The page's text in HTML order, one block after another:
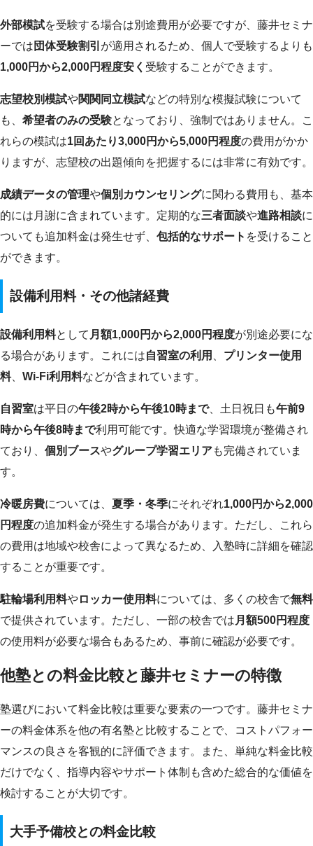
外部模試を受験する場合は別途費用が必要ですが、藤井セミナ
ーでは 団体受験割引 が適用されるため、個人で受験するよりも
1,000円から2,000円程度安く 受験することができます。
志望校別模試や関関同立模試などの特別な模擬試験について
も、 希望者のみの受験となっており、強制ではありません。こ
れらの模試は1回あたり3,000円から5,000円程度の費用がかか
りますが、志望校の出題傾向を把握するには非常に有効です。
成績データの管理や個別カウンセリングに関わる費用も、基本
的には月謝に含まれています。定期的な三者面談や進路相談に
ついても追加料金は発生せず、 包括的なサポート を受けること
ができます。
設備利用料・その他諸経費
設備利用料として 月額1,000円から2,000円程度が別途必要にな
る場合があります。これには自習室の利用
プリンター使用
料、 Wi-Fi利用料などが含まれています。
自習室は平日の午後2時から午後10時まで、土日祝日も午前9
時から午後8時まで利用可能です。快適な学習環境が整備され
ており、 個別ブースやグループ学習エリアも完備されていま
す。
冷暖房費については、 夏季・冬季にそれぞれ1,000円から2,000
円程度の追加料金が発生する場合があります。ただし、これら
の費用は地域や校舎によって異なるため、入塾時に詳細を確認
することが重要です。
駐輪場利用料やロッカー使用料については、多くの校舎で無料
で提供されています。ただし、一部の校舎では 月額500円程度
の使用料が必要な場合もあるため、事前に確認が必要です。
他塾との料金比較と藤井セミナーの特徴
塾選びにおいて料金比較は重要な要素の一つです。藤井セミナ
ーの料金体系を他の有名塾と比較することで、コストパフォー
マンスの良さを客観的に評価できます。また、単純な料金比較
だけでなく、指導内容やサポート体制も含めた総合的な価値を
検討することが大切です。
大手予備校との料金比較